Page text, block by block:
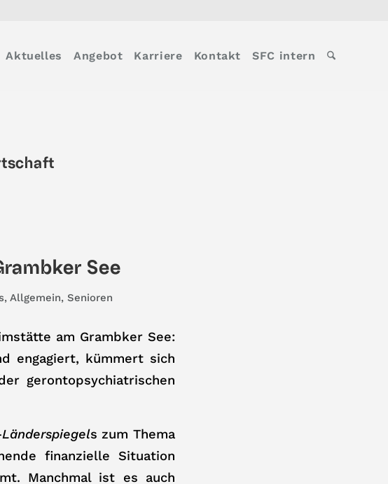
Aktuelles Angebot Karriere Kontakt SFC intern
See
, Allgemein, Senioren
am Grambker See:
engagiert, kümmert sich
gerontopsychiatrischen
Länderspiegels zum Thema
finanzielle Situation
Manchmal ist es auch